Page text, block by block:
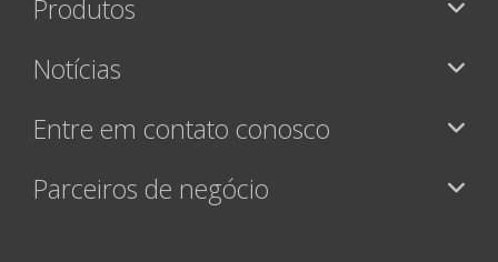
Produtos
Notícias
Entre em contato conosco
Parceiros de negócio